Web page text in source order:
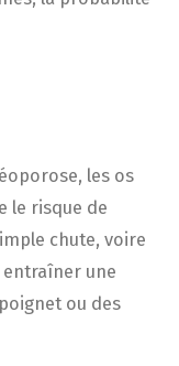
les os
le risque de
chute, voire
une
ou des